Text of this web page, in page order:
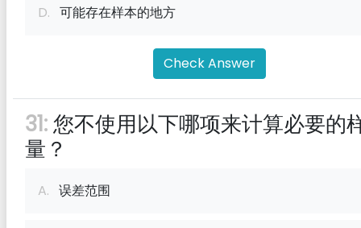
D. 可能存在样本的地方
Check Answer
31:您不使用以下哪项来计算必要的
量？
A. 误差范围